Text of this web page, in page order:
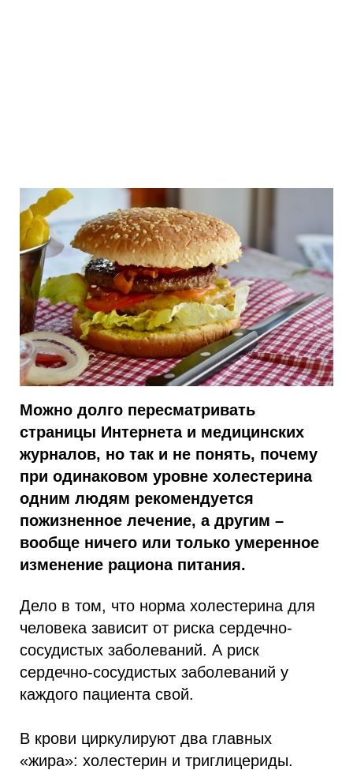
Можно долго пересматривать
страницы Интернета и медицинских
журналов, но так и не понять, почему
при одинаковом уровне холестерина
одним людям рекомендуется
пожизненное лечение, а другим –
вообще ничего или только умеренное
изменение рациона питания.
Дело в том, что норма холестерина для
человека зависит от риска сердечно-
сосудистых заболеваний. А риск
сердечно-сосудистых заболеваний у
каждого пациента свой.
В крови циркулируют два главных
«жира»: холестерин и триглицериды.